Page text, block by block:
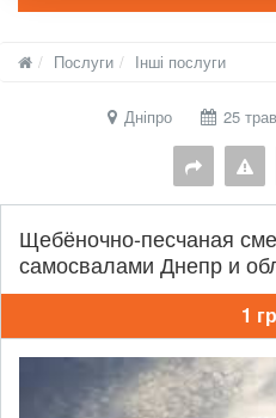
Послуги Інші послуги
Дніпро 25
Щебёночно-песчаная
самосвалами Днепр и
1